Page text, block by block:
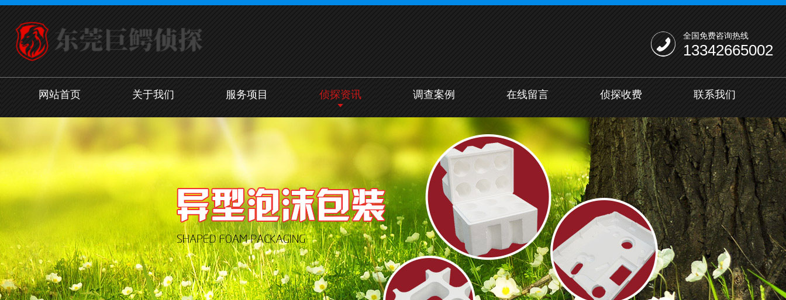
全国免费咨询热线
13342665002
网站首页 关于我们 服务项目 侦探资讯 调查案例 在线留言 侦探收费 联系我们